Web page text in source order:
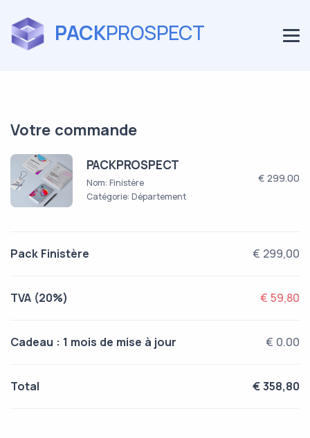
PACKPROSPECT
Votre commande
PACKPROSPECT
Nom: Finistère
Catégorie: Département
€ 299.00
Pack Finistère € 299,00
TVA (20%) € 59,80
Cadeau : 1 mois de mise à jour € 0.00
Total € 358,80